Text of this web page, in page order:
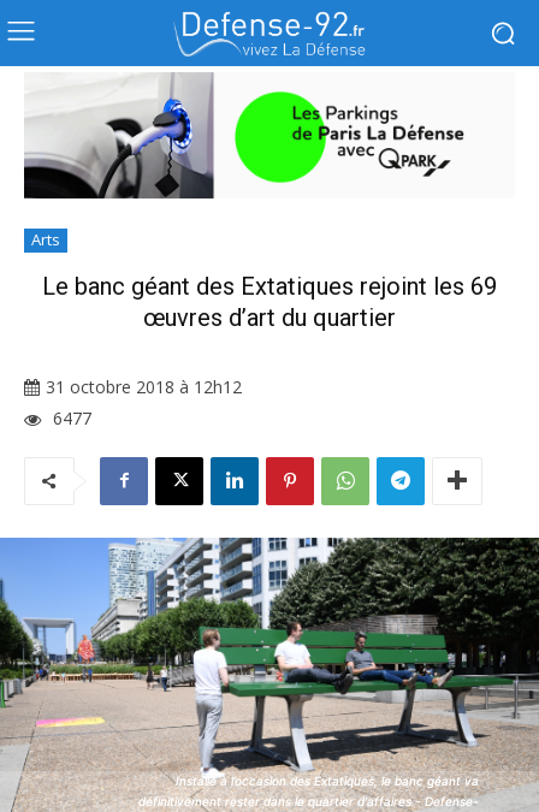
Arts
Le banc géant des Extatiques rejoint les 69
œuvres d’art du quartier
31 octobre 2018 à 12h12
6477
Installé à l’occasion des Extatiques, le banc géant va
définitivement rester dans le quartier d'affaires - Defense-
Installé à l’occasion des Extatiques, le banc géant va
définitivement rester dans le quartier d'affaires - Defense-